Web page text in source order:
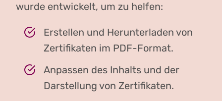
wurde entwickelt, um zu helfen:
Erstellen und Herunterladen von
Zertifikaten im PDF-Format.
Anpassen des Inhalts und der
Darstellung von Zertifikaten.